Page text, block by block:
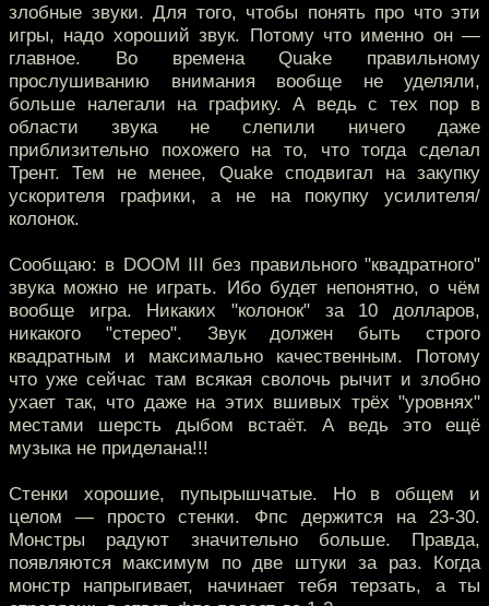
злобные звуки. Для того, чтобы понять про что эти
игры, надо хороший звук. Потому что именно он —
главное. Во времена Quake правильному
прослушиванию внимания вообще не уделяли,
больше налегали на графику. А ведь с тех пор в
области звука не слепили ничего даже
приблизительно похожего на то, что тогда сделал
Трент. Тем не менее, Quake сподвигал на закупку
ускорителя графики, а не на покупку усилителя/
колонок.
Сообщаю: в DOOM III без правильного "квадратного"
звука можно не играть. Ибо будет непонятно, о чём
вообще игра. Никаких "колонок" за 10 долларов,
никакого "стерео". Звук должен быть строго
квадратным и максимально качественным. Потому
что уже сейчас там всякая сволочь рычит и злобно
ухает так, что даже на этих вшивых трёх "уровнях"
местами шерсть дыбом встаёт. А ведь это ещё
музыка не приделана!!!
Стенки хорошие, пупырышчатые. Но в общем и
целом — просто стенки. Фпс держится на 23-30.
Монстры радуют значительно больше. Правда,
появляются максимум по две штуки за раз. Когда
монстр напрыгивает, начинает тебя терзать, а ты